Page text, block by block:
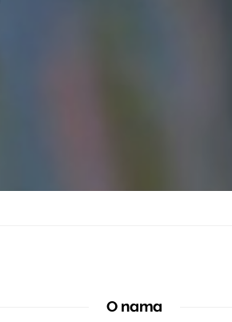
O nama